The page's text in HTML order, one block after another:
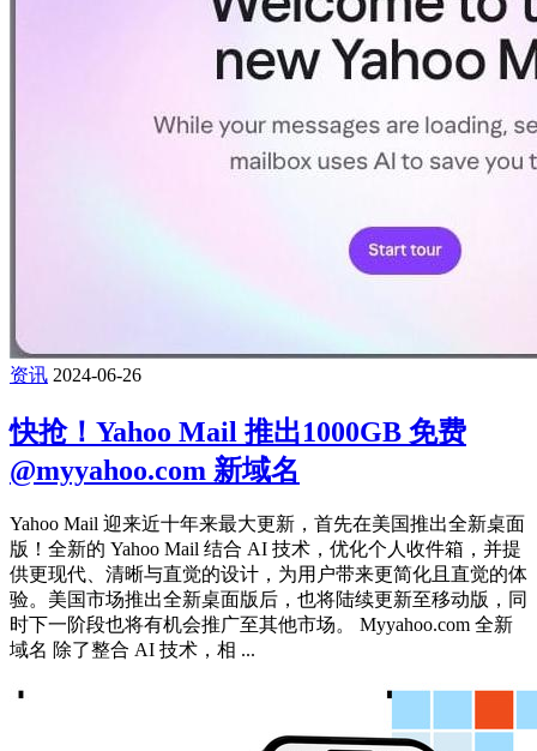
资讯 2024-06-26
快抢！Yahoo Mail 推出1000GB 免费
@myyahoo.com 新域名
Yahoo Mail 迎来近十年来最大更新，首先在美国推出全新桌面
版！全新的 Yahoo Mail 结合 AI 技术，优化个人收件箱，并提
供更现代、清晰与直觉的设计，为用户带来更简化且直觉的体
验。美国市场推出全新桌面版后，也将陆续更新至移动版，同
时下一阶段也将有机会推广至其他市场。 Myyahoo.com 全新
域名 除了整合 AI 技术，相 ...